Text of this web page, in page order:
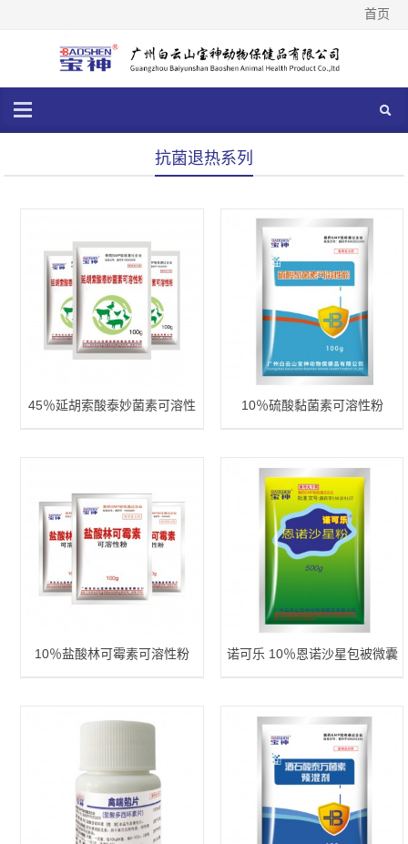
首页
抗菌退热系列
45％延胡索酸泰妙菌素可溶性
10％硫酸黏菌素可溶性粉
10％盐酸林可霉素可溶性粉
诺可乐 10％恩诺沙星包被微囊